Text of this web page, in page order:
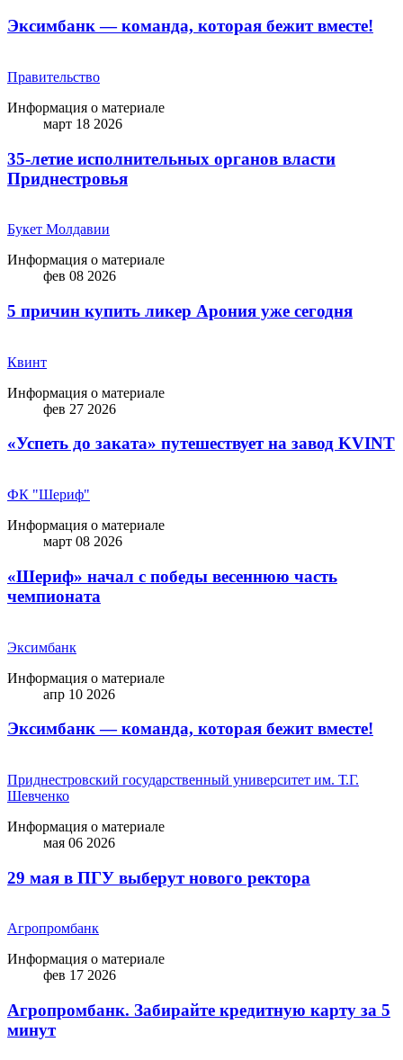
Эксимбанк — команда, которая бежит вместе!
Правительство
Информация о материале
март 18 2026
35-летие исполнительных органов власти
Приднестровья
Букет Молдавии
Информация о материале
фев 08 2026
5 причин купить ликep Арония уже сегодня
Квинт
Информация о материале
фев 27 2026
«Успеть до заката» путешествует на завод KVINT
ФК "Шериф"
Информация о материале
март 08 2026
«Шериф» начал с победы весеннюю часть
чемпионата
Эксимбанк
Информация о материале
апр 10 2026
Эксимбанк — команда, которая бежит вместе!
Приднестровский государственный университет им. Т.Г.
Шевченко
Информация о материале
мая 06 2026
29 мая в ПГУ выберут нового ректора
Агропромбанк
Информация о материале
фев 17 2026
Агропромбанк. Забирайте кредитную карту за 5
минут